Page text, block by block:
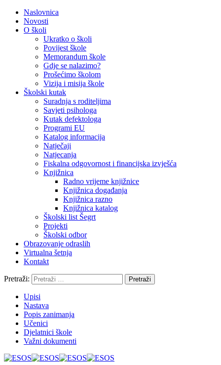
Naslovnica
Novosti
O školi
Ukratko o školi
Povijest škole
Memorandum škole
Gdje se nalazimo?
Prošećimo školom
Vizija i misija škole
Školski kutak
Suradnja s roditeljima
Savjeti psihologa
Kutak defektologa
Programi EU
Katalog informacija
Natječaji
Natjecanja
Fiskalna odgovornost i financijska izvješća
Knjižnica
Radno vrijeme knjižnice
Knjižnica događanja
Knjižnica razno
Knjižnica katalog
Školski list Šegrt
Projekti
Školski odbor
Obrazovanje odraslih
Virtualna šetnja
Kontakt
Pretraži:
Upisi
Nastava
Popis zanimanja
Učenici
Djelatnici škole
Važni dokumenti